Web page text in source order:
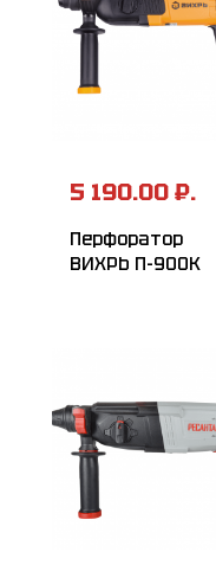
5 190.00 ₽.
Перфоратор
ВИХРЬ П-900К